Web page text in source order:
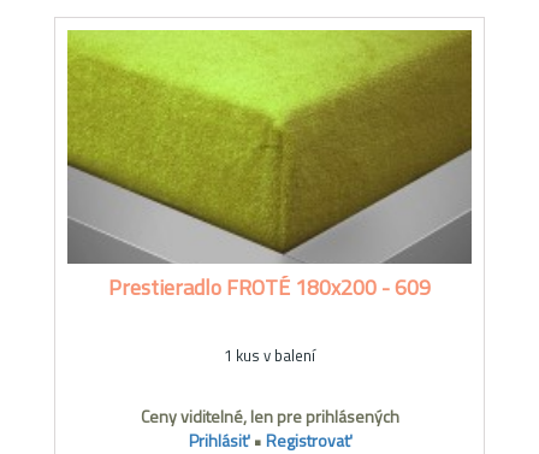
Prestieradlo FROTÉ 180x200 - 609
1 kus v balení
Ceny viditelné, len pre prihlásených
Prihlásiť•Registrovať